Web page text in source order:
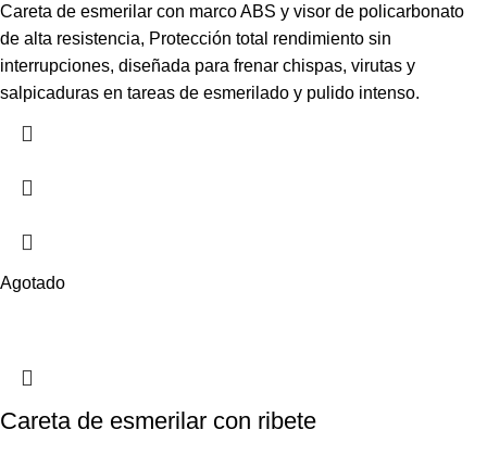
Careta de esmerilar con marco ABS y visor de policarbonato
de alta resistencia, Protección total rendimiento sin
interrupciones, diseñada para frenar chispas, virutas y
salpicaduras en tareas de esmerilado y pulido intenso.
Agotado
Careta de esmerilar con ribete